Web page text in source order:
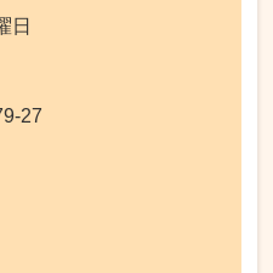
日
27